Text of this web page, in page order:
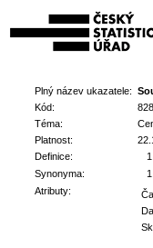
Plný název ukazatele:
Kód:
Téma:
Platnost:
Definice:
Synonyma:
Atributy: